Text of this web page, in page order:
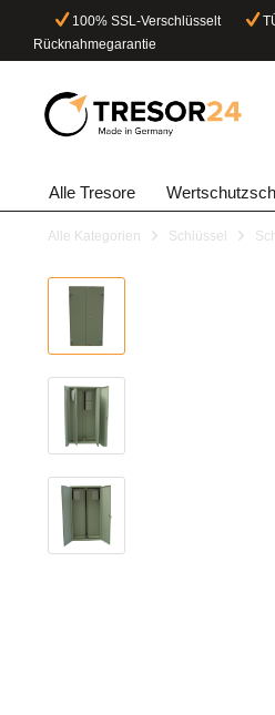
100% SSL-Verschlüsselt
Rücknahmegarantie
Alle Tresore
Alle Kategorien Schlüssel